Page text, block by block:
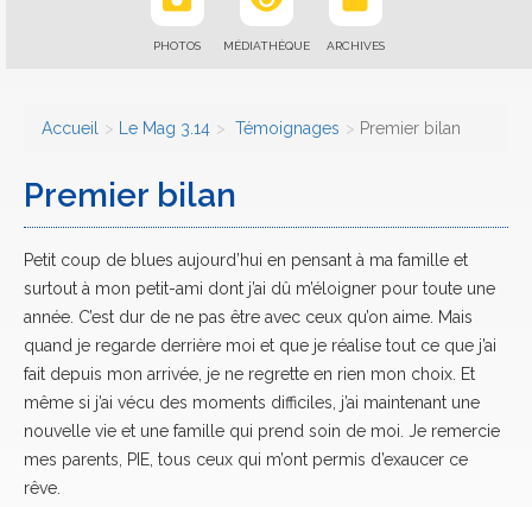
PHOTOS MÉDIATHÈQUE ARCHIVES
Accueil Le Mag 3.14 Témoignages Premier bilan
Premier bilan
Petit coup de blues aujourd’hui en pensant à ma famille et
surtout à mon petit-ami dont j’ai dû m’éloigner pour toute une
année. C’est dur de ne pas être avec ceux qu’on aime. Mais
quand je regarde derrière moi et que je réalise tout ce que j’ai
fait depuis mon arrivée, je ne regrette en rien mon choix. Et
même si j’ai vécu des moments difficiles, j’ai maintenant une
nouvelle vie et une famille qui prend soin de moi. Je remercie
mes parents, PIE, tous ceux qui m’ont permis d’exaucer ce
rêve.